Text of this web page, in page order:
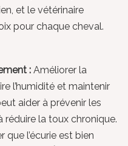
et le vétérinaire
pour chaque cheval.
: Améliorer la
l’humidité et maintenir
aider à prévenir les
la toux chronique.
que l’écurie est bien